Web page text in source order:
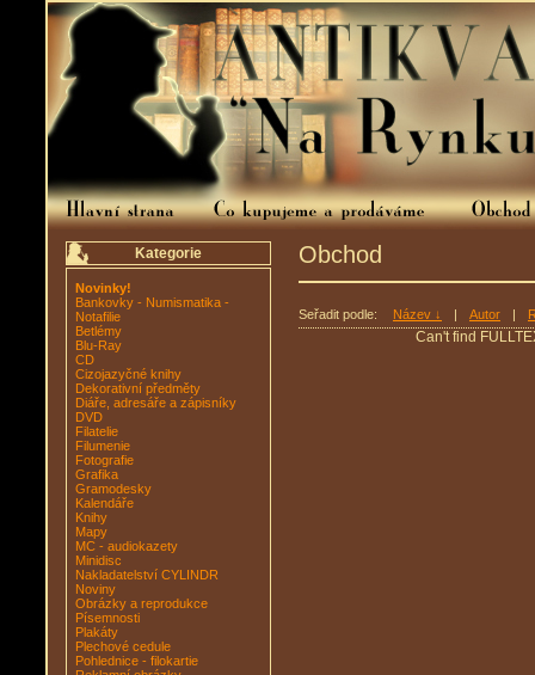
Kategorie
Novinky!
Bankovky - Numismatika -
Notafilie
Betlémy
Blu-Ray
CD
Cizojazyčné knihy
Dekorativní předměty
Diáře, adresáře a zápisníky
DVD
Filatelie
Filumenie
Fotografie
Grafika
Gramodesky
Kalendáře
Knihy
Mapy
MC - audiokazety
Minidisc
Nakladatelství CYLINDR
Noviny
Obrázky a reprodukce
Písemnosti
Plakáty
Plechové cedule
Pohlednice - filokartie
Obchod
Seřadit podle: Název ↓ | Autor |
Can't find